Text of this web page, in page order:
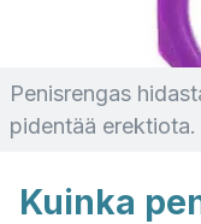
Penisrengas
pidentää erektiota.
Kuinka